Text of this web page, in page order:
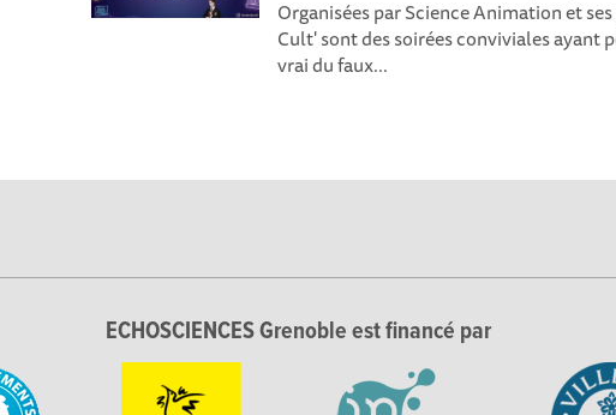
Organisées par Science Animation et
Cult' sont des soirées conviviales ayant
vrai du faux...
ECHOSCIENCES Grenoble est financé par